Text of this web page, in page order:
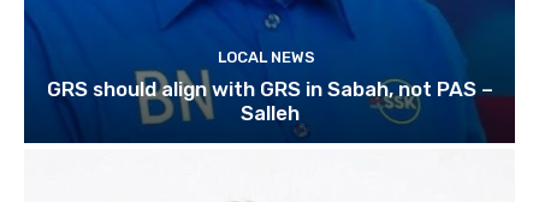
LOCAL NEWS
GRS should align with GRS in Sabah, not PAS –
Salleh